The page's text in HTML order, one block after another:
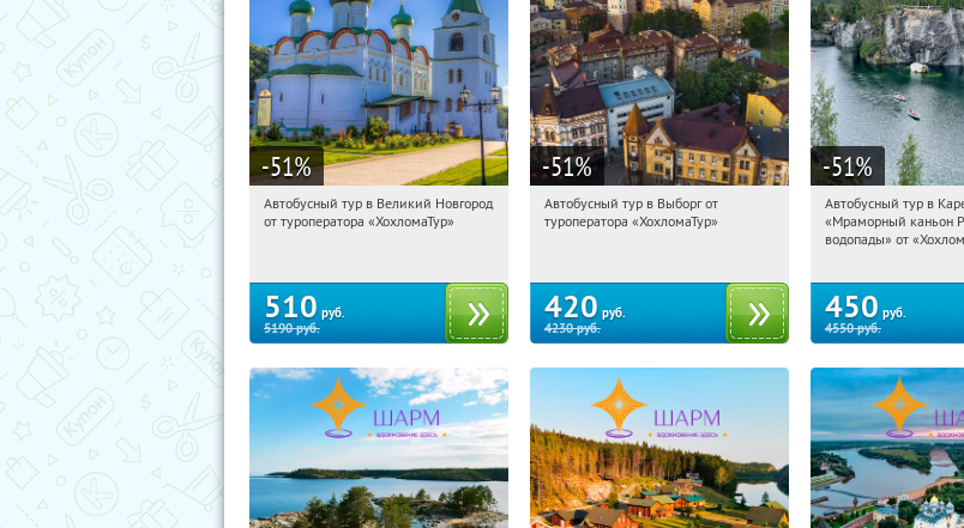
-51%
00:50:55 Купили:2
Автобусный тур в Великий Новгород
от туроператора «ХохломаТур»
510 руб.
5190руб.
-51%
00:50:55 Купили:
Автобусный тур в Выборг от
туроператора «ХохломаТур»
420 руб.
4230руб.
-51%
00:50:55
Сенная площадь
Автобусный тур в
«Мраморный каньон
водопады» от
450 руб.
4550руб.